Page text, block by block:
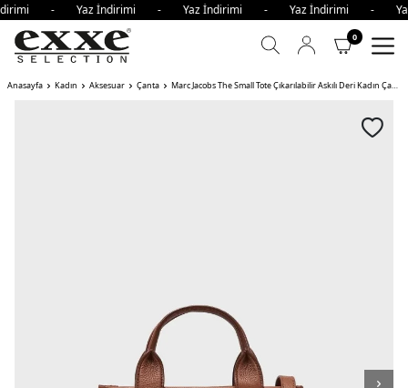
- Yaz İndirimi - Yaz İndirimi - Yaz İndirimi
0
Anasayfa Kadın Aksesuar Çanta Marc Jacobs The Small Tote Çıkarılabilir Askılı Deri Kadın Çanta